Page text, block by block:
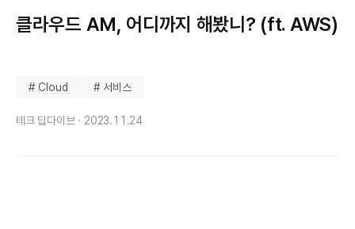
클라우드 AM, 어디까지 해봤니? (ft. AWS)
# Cloud # 서비스
테크 딥다이브 · 2023.11.24